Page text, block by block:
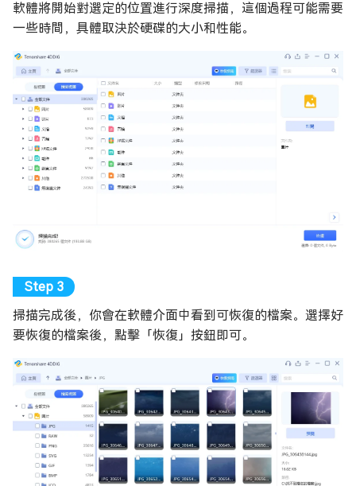
軟體將開始對選定的位置進行深度掃描，這個過程可能需要
一些時間，具體取決於硬碟的大小和性能。
掃描完成後，你會在軟體介面中看到可恢復的檔案。選擇好
要恢復的檔案後，點擊「恢復」按鈕即可。